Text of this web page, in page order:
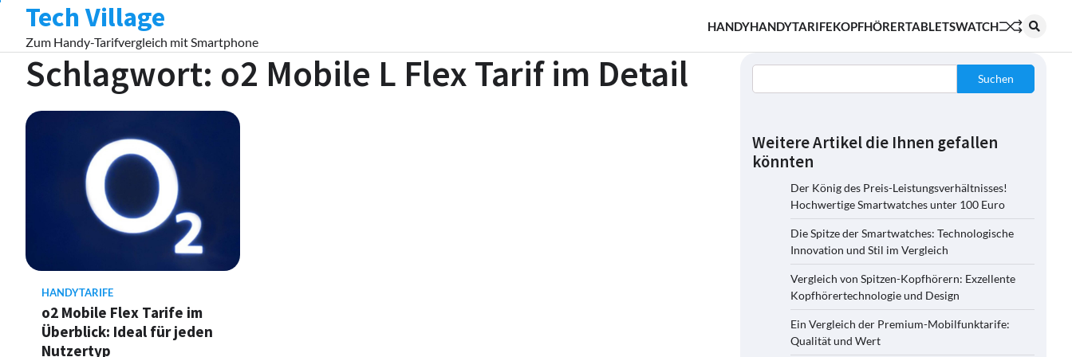
content
Tech Village
Zum Handy-Tarifvergleich mit Smartphone
HANDYHANDYTARIFEKOPFHÖRERTABLETSWATCH
Schlagwort: o2 Mobile L Flex Tarif im Detail
HANDYTARIFE
o2 Mobile Flex Tarife im
Überblick: Ideal für jeden
Nutzertyp
Suchen
Weitere Artikel die Ihnen gefallen
könnten
Der König des Preis-Leistungsverhältnisses!
Hochwertige Smartwatches unter 100 Euro
Die Spitze der Smartwatches: Technologische
Innovation und Stil im Vergleich
Vergleich von Spitzen-Kopfhörern: Exzellente
Kopfhörertechnologie und Design
Ein Vergleich der Premium-Mobilfunktarife:
Qualität und Wert